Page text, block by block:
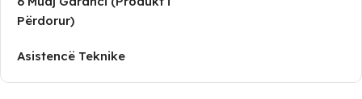
Përdorur)
Asistencë Teknike